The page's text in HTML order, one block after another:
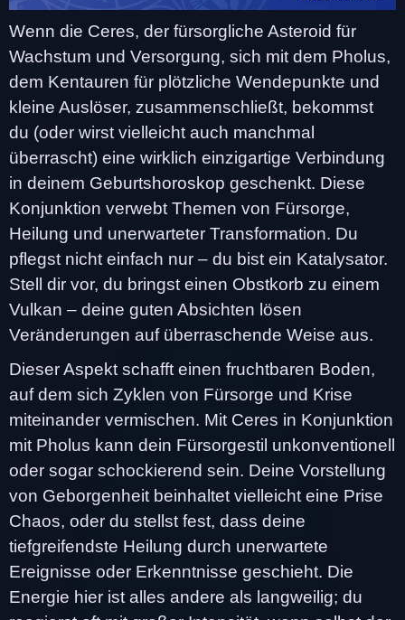
Wenn die Ceres, der fürsorgliche Asteroid für
Wachstum und Versorgung, sich mit dem Pholus,
dem Kentauren für plötzliche Wendepunkte und
kleine Auslöser, zusammenschließt, bekommst
du (oder wirst vielleicht auch manchmal
überrascht) eine wirklich einzigartige Verbindung
in deinem Geburtshoroskop geschenkt. Diese
Konjunktion verwebt Themen von Fürsorge,
Heilung und unerwarteter Transformation. Du
pflegst nicht einfach nur – du bist ein Katalysator.
Stell dir vor, du bringst einen Obstkorb zu einem
Vulkan – deine guten Absichten lösen
Veränderungen auf überraschende Weise aus.
Dieser Aspekt schafft einen fruchtbaren Boden,
auf dem sich Zyklen von Fürsorge und Krise
miteinander vermischen. Mit Ceres in Konjunktion
mit Pholus kann dein Fürsorgestil unkonventionell
oder sogar schockierend sein. Deine Vorstellung
von Geborgenheit beinhaltet vielleicht eine Prise
Chaos, oder du stellst fest, dass deine
tiefgreifendste Heilung durch unerwartete
Ereignisse oder Erkenntnisse geschieht. Die
Energie hier ist alles andere als langweilig; du